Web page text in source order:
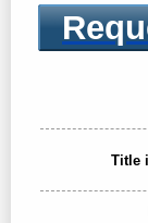
Title